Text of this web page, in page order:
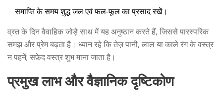
समाप्ति के समय शुद्ध जल एवं फल‑फूल का प्रसाद रखें।
व्रत के दिन वैवाहिक जोड़े साथ में यह अनुष्ठान करते हैं, जिससे पारस्परिक
समझ और प्रेम बढ़ता है। ध्यान रहे कि तेज़ पानी, लाल या काले रंग के वस्त्र
न पहनें; सफ़ेद वस्त्र शुभ माना जाता है।
प्रमुख लाभ और वैज्ञानिक दृष्टिकोण